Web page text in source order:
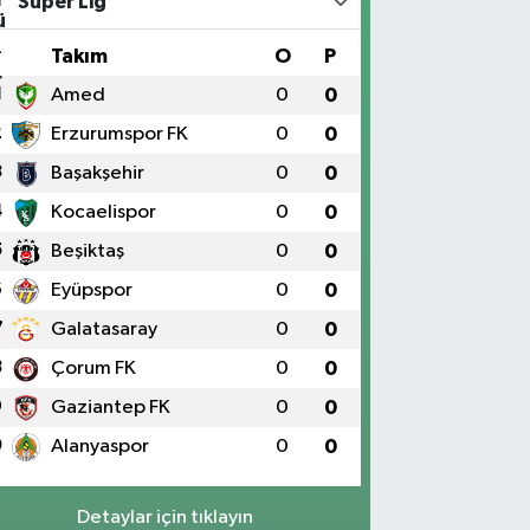
Takım O P
Amed 0 0
Erzurumspor FK 0 0
Başakşehir 0 0
Kocaelispor 0 0
Beşiktaş 0 0
Eyüpspor 0 0
Galatasaray 0 0
Çorum FK 0 0
Gaziantep FK 0 0
Alanyaspor 0 0
Detaylar için tıklayın